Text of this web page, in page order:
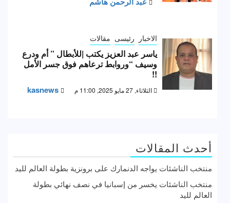
الاخبار رئيسى مقالات
ياسر عبد العزيز يكتب |للأبطال ” أم ودرع
وسيف “وروابط ترعاهم فوق جسر الأمل
!!
الثلاثاء, 27 مايو 2025, 11:00 م kasnews
أحدث المقالات
منتخب الناشئات يواجه الدنمارك على برونزية بطولة العالم لليد
منتخب الناشئات يخسر من إسبانيا في نصف نهائي بطولة
العالم لليد